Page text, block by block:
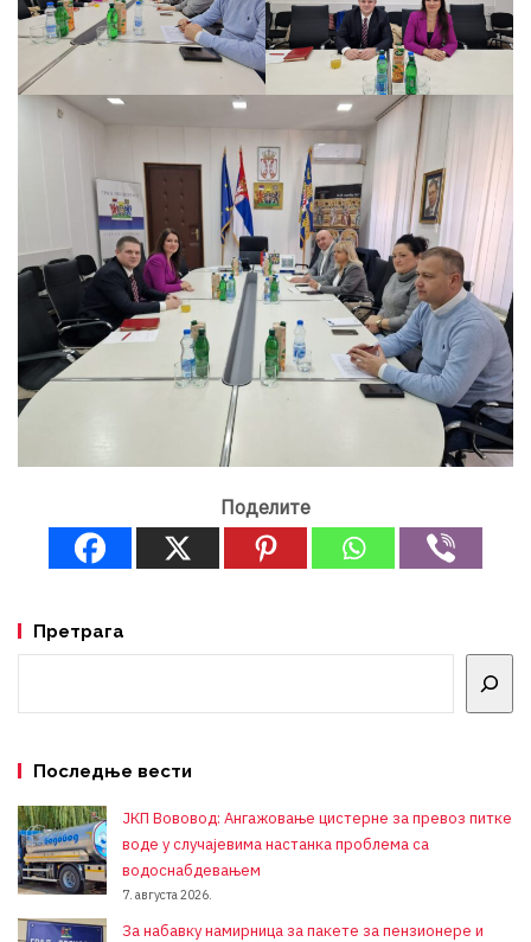
Поделите
Претрага
Последње вести
ЈКП Вововод: Ангажовање цистерне за превоз питке
воде у случајевима настанка проблема са
водоснабдевањем
7. августа 2026.
За набавку намирница за пакете за пензионере и